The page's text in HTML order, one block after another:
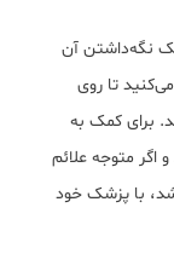
نگه‌داشتن آن
تا روی
برای کمک به
اگر متوجه علائم
با پزشک خود